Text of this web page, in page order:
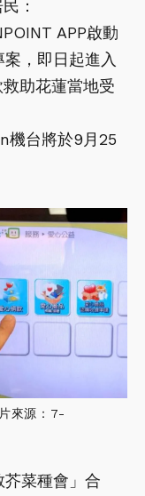
：
APP啟動
案，即日起進入
助花蓮當地受
機台將於9月25
來源：7-
菜種會」合